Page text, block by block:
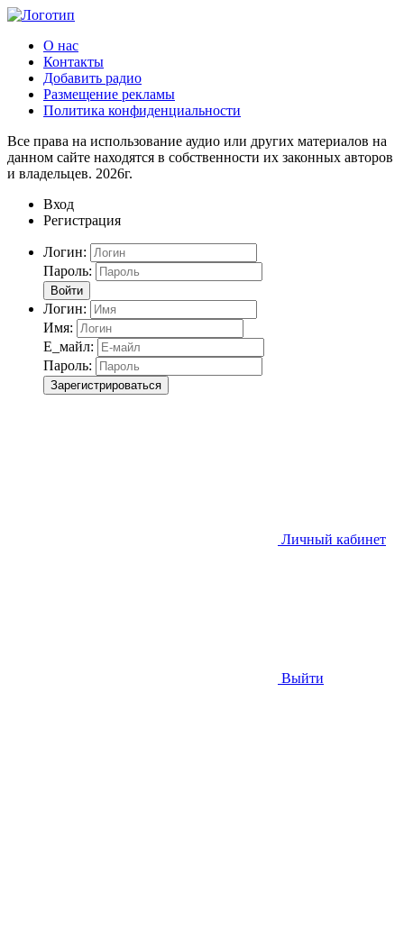
О нас
Контакты
Добавить радио
Размещение рекламы
Политика конфиденциальности
Все права на использование аудио или других материалов на
данном сайте находятся в собственности их законных авторов
и владельцев. 2026г.
Вход
Регистрация
Логин:
Пароль:
Войти
Логин:
Имя:
Е_майл:
Пароль:
Зарегистрироваться
Личный кабинет
Выйти